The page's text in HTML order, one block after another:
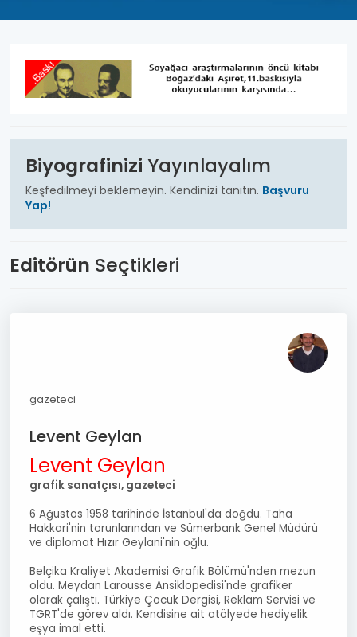
Biyografinizi Yayınlayalım
Keşfedilmeyi beklemeyin. Kendinizi tanıtın. Başvuru
Yap!
Editörün Seçtikleri
gazeteci
Levent Geylan
Levent Geylan
grafik sanatçısı, gazeteci
6 Ağustos 1958 tarihinde İstanbul'da doğdu. Taha
Hakkari'nin torunlarından ve Sümerbank Genel Müdürü
ve diplomat Hızır Geylani'nin oğlu.
Belçika Kraliyet Akademisi Grafik Bölümü'nden mezun
oldu. Meydan Larousse Ansiklopedisi'nde grafiker
olarak çalıştı. Türkiye Çocuk Dergisi, Reklam Servisi ve
TGRT'de görev aldı. Kendisine ait atölyede hediyelik
eşya imal etti.